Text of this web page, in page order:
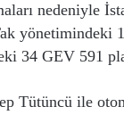
nedeniyle
yönetimindeki
34 GEV 591
Tütüncü ile